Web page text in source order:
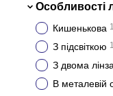
Особливості
Кишенькова 1
З підсвіткою 1
З двома
В металевій